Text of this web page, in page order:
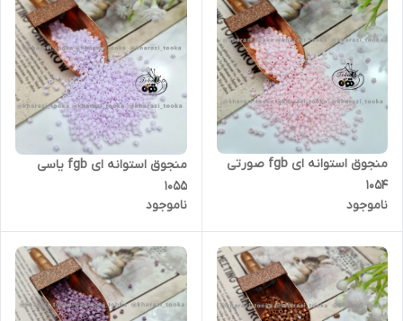
منجوق استوانه ای fgb صورتی
۱۰۵۴
ناموجود
منجوق استوانه ای fgb یاسی
۱۰۵۵
ناموجود